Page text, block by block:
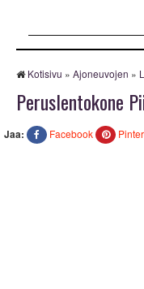
Kotisivu » Ajoneuvojen »
Peruslentokone
Jaa: Facebook